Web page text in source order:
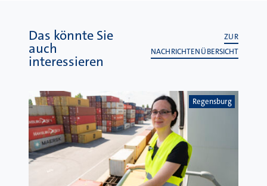
Das könnte Sie
auch
interessieren
ZUR
NACHRICHTENÜBERSICHT
Regensburg